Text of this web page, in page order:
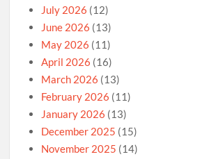
July 2026 (12)
June 2026 (13)
May 2026 (11)
April 2026 (16)
March 2026 (13)
February 2026 (11)
January 2026 (13)
December 2025 (15)
November 2025 (14)